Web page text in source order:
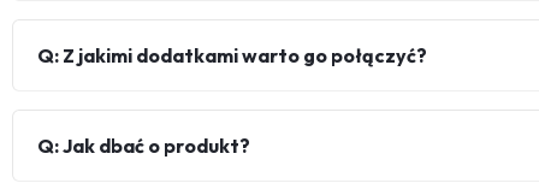
Q: Z jakimi dodatkami warto go połączyć?
Q: Jak dbać o produkt?